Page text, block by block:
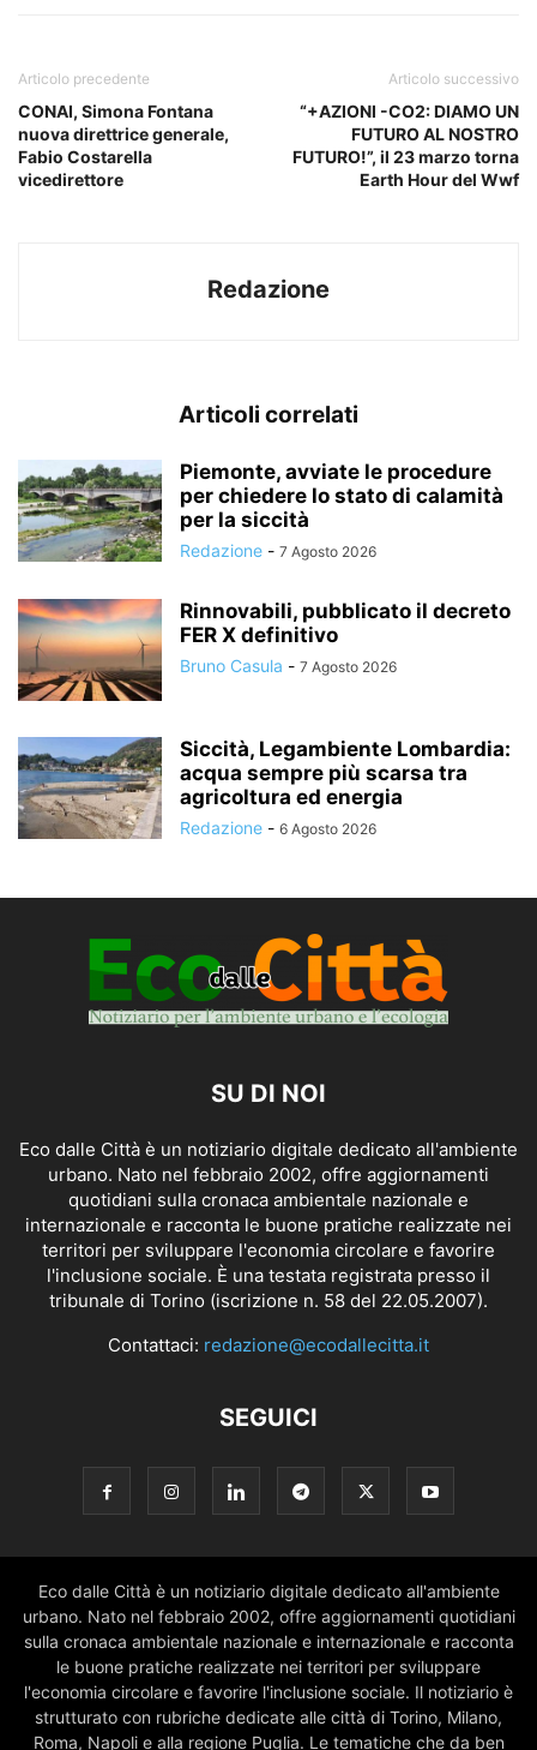
Articolo precedente
CONAI, Simona Fontana
nuova direttrice generale,
Fabio Costarella
vicedirettore
Articolo successivo
“+AZIONI -CO2: DIAMO UN
FUTURO AL NOSTRO
FUTURO!”, il 23 marzo torna
Earth Hour del Wwf
Redazione
Articoli correlati
Piemonte, avviate le procedure
per chiedere lo stato di calamità
per la siccità
Redazione - 7 Agosto 2026
Rinnovabili, pubblicato il decreto
FER X definitivo
Bruno Casula - 7 Agosto 2026
Siccità, Legambiente Lombardia:
acqua sempre più scarsa tra
agricoltura ed energia
Redazione - 6 Agosto 2026
SU DI NOI
Eco dalle Città è un notiziario digitale dedicato all'ambiente
urbano. Nato nel febbraio 2002, offre aggiornamenti
quotidiani sulla cronaca ambientale nazionale e
internazionale e racconta le buone pratiche realizzate nei
territori per sviluppare l'economia circolare e favorire
l'inclusione sociale. È una testata registrata presso il
tribunale di Torino (iscrizione n. 58 del 22.05.2007).
Contattaci: redazione@ecodallecitta.it
SEGUICI
Eco dalle Città è un notiziario digitale dedicato all'ambiente
urbano. Nato nel febbraio 2002, offre aggiornamenti quotidiani
sulla cronaca ambientale nazionale e internazionale e racconta
le buone pratiche realizzate nei territori per sviluppare
l'economia circolare e favorire l'inclusione sociale. Il notiziario è
strutturato con rubriche dedicate alle città di Torino, Milano,
Roma, Napoli e alla regione Puglia. Le tematiche che da ben